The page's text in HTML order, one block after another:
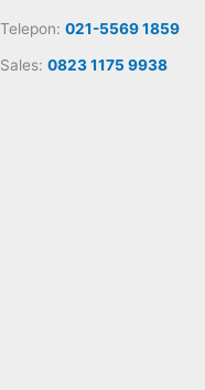
Telepon: 021-5569 1859
Sales: 0823 1175 9938